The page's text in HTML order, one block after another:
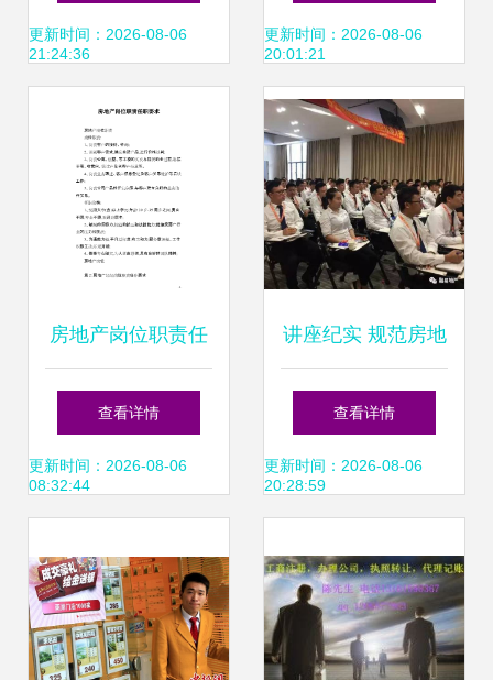
聚焦服务规范与行
更新时间：2026-08-06
21:24:36
度与政策考试解析
房地产登记种类与
房屋登记基本要求
更新时间：2026-08-06
20:01:21
房地产岗位职责任
职要求 房地产经纪
服务
查看详情
更新时间：2026-08-06
08:32:44
讲座纪实 规范房地
产经纪服务的多重
路径与现实意义
查看详情
更新时间：2026-08-06
20:28:59